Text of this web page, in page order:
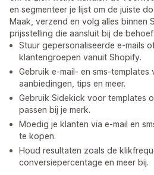
en segmenteer je lijst om de juiste
Maak, verzend en volg alles binnen
prijsstelling die aansluit bij de
Stuur gepersonaliseerde e-mails
klantengroepen vanuit Shopify.
Gebruik e-mail- en sms-templates
aanbiedingen, tips en meer.
Gebruik Sidekick voor templates
passen bij je merk.
Moedig je klanten via e-mail en
te kopen.
Houd resultaten zoals de
conversiepercentage en meer bij.